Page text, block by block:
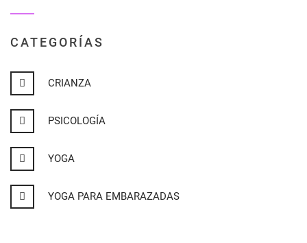
CATEGORÍAS
CRIANZA
PSICOLOGÍA
YOGA
YOGA PARA EMBARAZADAS